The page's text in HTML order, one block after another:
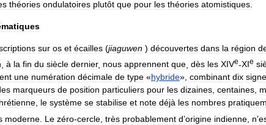
théories ondulatoires plutôt que pour les théories atomistiques
sur os et écailles (jiaguwen ) découvertes dans la région
à la fin du siècle dernier, nous apprennent que dès les XIVe-XIe
une numération décimale de type «hybride», combinant dix
marqueurs de position particuliers pour les dizaines, centaines,
, le système se stabilise et note déjà les nombres
moderne Le zéro-cercle très probablement d’origine indienne n’